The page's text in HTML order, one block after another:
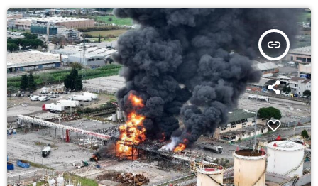
insert_link